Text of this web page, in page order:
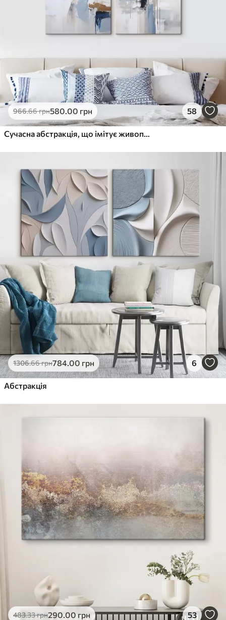
966.66грн580.00 грн 58
Сучасна абстракція, що імітує живопис
1306.66грн784.00 грн 6
Абстракція
483.33грн290.00 грн 53